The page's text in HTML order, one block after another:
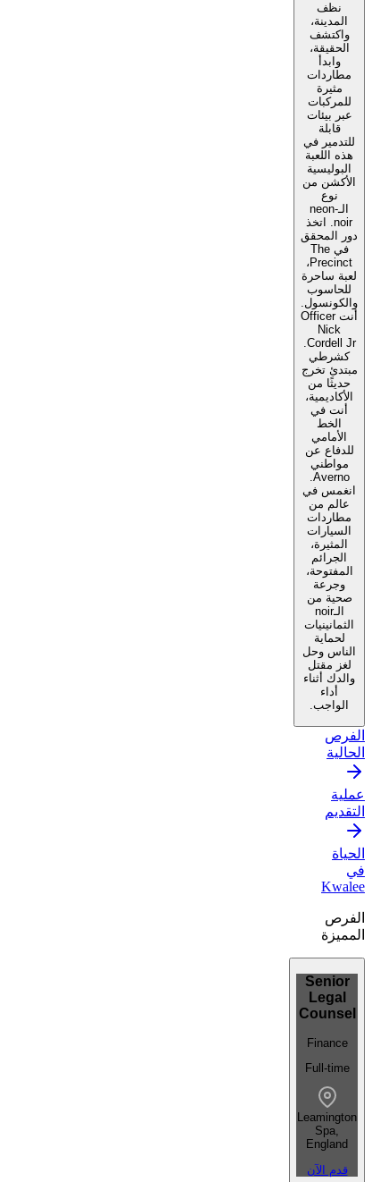
نظف
المدينة،
واكتشف
الحقيقة،
وابدأ
مطاردات
مثيرة
للمركبات
عبر بيئات
قابلة
للتدمير في
هذه اللعبة
البوليسية
الأكشن من
نوع
الـneon-
noir. اتخذ
دور المحقق
في The
Precinct،
لعبة ساحرة
للحاسوب
والكونسول.
أنت Officer
Nick
Cordell Jr.
كشرطي
مبتدئ تخرج
حديثًا من
الأكاديمية،
أنت في
الخط
الأمامي
للدفاع عن
مواطني
Averno.
انغمس في
عالم من
مطاردات
السيارات
المثيرة،
الجرائم
المفتوحة،
وجرعة
صحية من
الـnoir
الثمانينيات
لحماية
الناس وحل
لغز مقتل
والدك أثناء
أداء
الواجب.
الفرص
الحالية
عملية
التقديم
الحياة
في
Kwalee
الفرص
المميزة
Senior
Legal
Counsel
Finance
Full-time
Leamington
Spa,
England
قدم الآن